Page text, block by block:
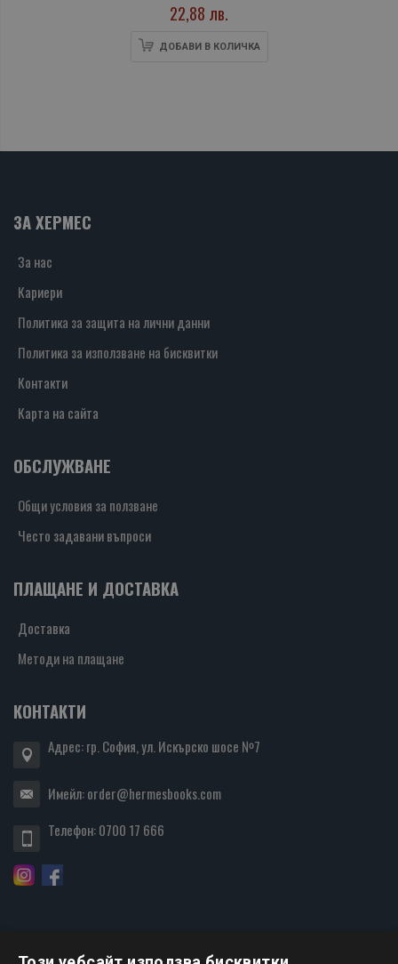
22,88 лв.
ДОБАВИ В КОЛИЧКА
ЗА ХЕРМЕС
За нас
Кариери
Политика за защита на лични данни
Политика за използване на бисквитки
Контакти
Карта на сайта
ОБСЛУЖВАНЕ
Общи условия за ползване
Често задавани въпроси
ПЛАЩАНЕ И ДОСТАВКА
Доставка
Методи на плащане
КОНТАКТИ
Адрес: гр. София, ул. Искърско шосе №7
Имейл:order@hermesbooks.com
Телефон:0700 17 666